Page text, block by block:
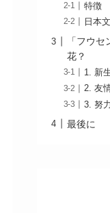
特徴
日本
「フウ
花？
1. 新
2. 友
3. 努
最後に